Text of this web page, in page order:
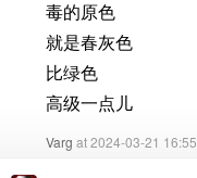
毒的原色
就是春灰色
比绿色
高级一点儿
Varg at 2024-03-21 16:55